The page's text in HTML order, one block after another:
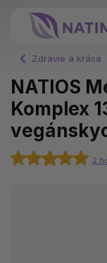
Zdravie a krása
NATIOS
Komplex
2